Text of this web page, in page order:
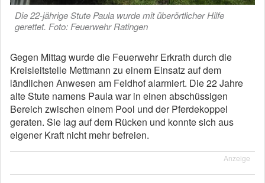
Die 22-jährige Stute Paula wurde mit überörtlicher Hilfe
gerettet. Foto: Feuerwehr Ratingen
Gegen Mittag wurde die Feuerwehr Erkrath durch die
Kreisleitstelle Mettmann zu einem Einsatz auf dem
ländlichen Anwesen am Feldhof alarmiert. Die 22 Jahre
alte Stute namens Paula war in einen abschüssigen
Bereich zwischen einem Pool und der Pferdekoppel
geraten. Sie lag auf dem Rücken und konnte sich aus
eigener Kraft nicht mehr befreien.
Anzeige